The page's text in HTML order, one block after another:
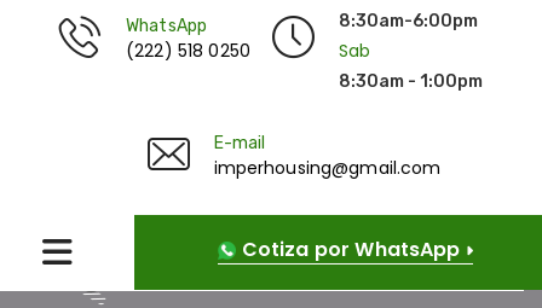
WhatsApp
(222) 518 0250
8:30am-6:00pm
Sab
8:30am - 1:00pm
E-mail
imperhousing@gmail.com
Cotiza por WhatsApp